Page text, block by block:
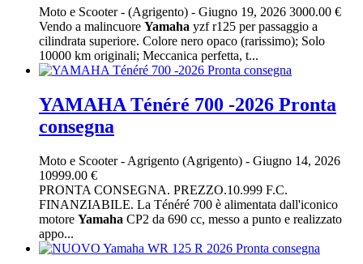
Moto e Scooter- (Agrigento) - Giugno 19, 2026 3000.00 €
Vendo a malincuore Yamaha yzf r125 per passaggio a
cilindrata superiore. Colore nero opaco (rarissimo); Solo
10000 km originali; Meccanica perfetta, t...
YAMAHA Ténéré 700 -2026 Pronta
consegna
Moto e Scooter- Agrigento (Agrigento) - Giugno 14, 2026
10999.00 €
PRONTA CONSEGNA. PREZZO.10.999 F.C.
FINANZIABILE. La Ténéré 700 è alimentata dall'iconico
motore Yamaha CP2 da 690 cc, messo a punto e realizzato
appo...